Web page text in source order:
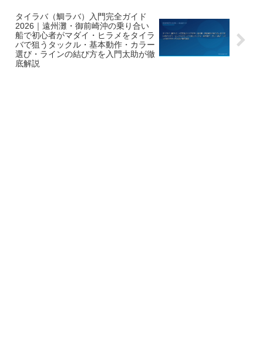
タイラバ（鯛ラバ）入門完全ガイド
2026｜遠州灘・御前崎沖の乗り合い
船で初心者がマダイ・ヒラメをタイラ
バで狙うタックル・基本動作・カラー
選び・ラインの結び方を入門太助が徹
底解説